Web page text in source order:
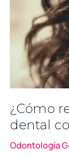
¿Cómo
dental
Odontología
correcta?